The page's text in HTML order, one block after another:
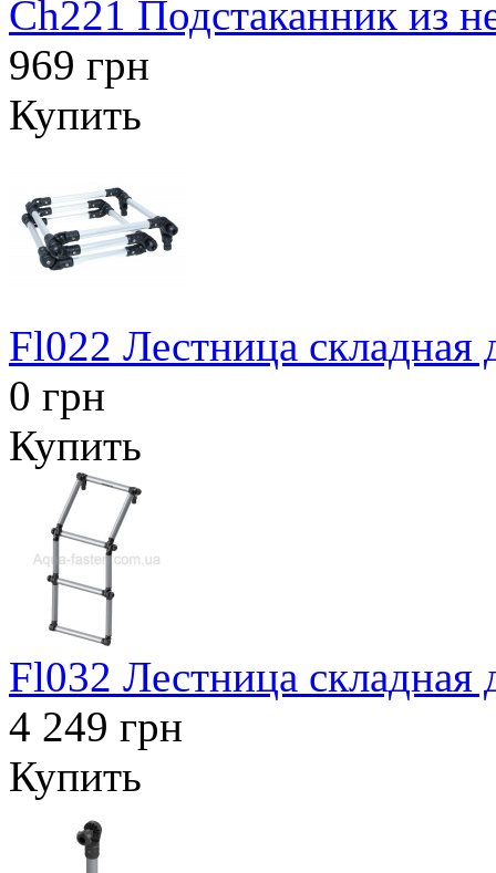
Ch221 Подстаканник из
969 грн
Купить
Fl022 Лестница складная
0 грн
Купить
Fl032 Лестница складная
4 249 грн
Купить